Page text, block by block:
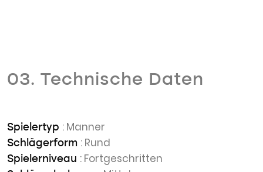
03. Technische Daten
Spielertyp : Manner
Schlägerform : Rund
Spielerniveau : Fortgeschritten